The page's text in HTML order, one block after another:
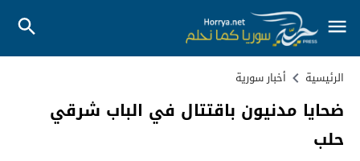
الرئيسية أخبار سورية
ضحايا مدنيون باقتتال في الباب شرقي
حلب